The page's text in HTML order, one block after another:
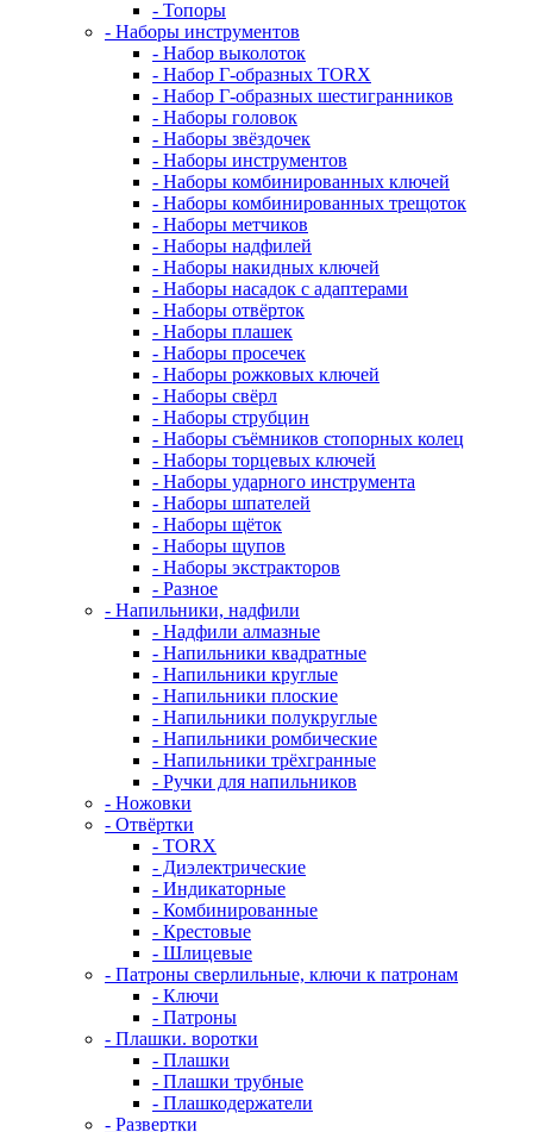
- Топоры
- Наборы инструментов
- Набор выколоток
- Набор Г-образных TORX
- Набор Г-образных шестигранников
- Наборы головок
- Наборы звёздочек
- Наборы инструментов
- Наборы комбинированных ключей
- Наборы комбинированных трещоток
- Наборы метчиков
- Наборы надфилей
- Наборы накидных ключей
- Наборы насадок с адаптерами
- Наборы отвёрток
- Наборы плашек
- Наборы просечек
- Наборы рожковых ключей
- Наборы свёрл
- Наборы струбцин
- Наборы съёмников стопорных колец
- Наборы торцевых ключей
- Наборы ударного инструмента
- Наборы шпателей
- Наборы щёток
- Наборы щупов
- Наборы экстракторов
- Разное
- Напильники, надфили
- Надфили алмазные
- Напильники квадратные
- Напильники круглые
- Напильники плоские
- Напильники полукруглые
- Напильники ромбические
- Напильники трёхгранные
- Ручки для напильников
- Ножовки
- Отвёртки
- TORX
- Диэлектрические
- Индикаторные
- Комбинированные
- Крестовые
- Шлицевые
- Патроны сверлильные, ключи к патронам
- Ключи
- Патроны
- Плашки. воротки
- Плашки
- Плашки трубные
- Плашкодержатели
- Развертки